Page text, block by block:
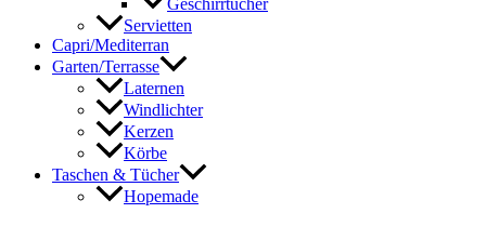
Geschirrtücher
Servietten
Capri/Mediterran
Garten/Terrasse
Laternen
Windlichter
Kerzen
Körbe
Taschen & Tücher
Hopemade